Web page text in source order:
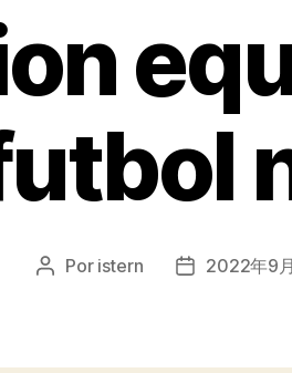
Autor
Por istern
Fecha2022年9